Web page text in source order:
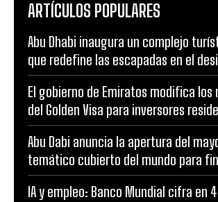
ARTÍCULOS POPULARES
Abu Dhabi inaugura un complejo
que redefine las escapadas en el
El gobierno de Emiratos modifica los
del Golden Visa para inversores
Abu Dabi anuncia la apertura del
temático cubierto del mundo para
IA y empleo: Banco Mundial cifra en